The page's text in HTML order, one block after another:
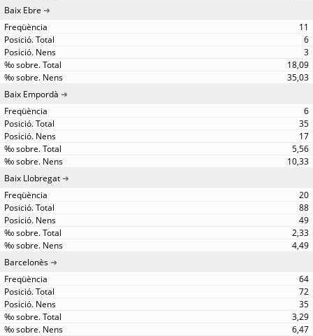
Baix Ebre
11
6
3
18,09
35,03
Baix Empordà
6
35
17
5,56
10,33
Baix Llobregat
20
88
49
2,33
4,49
Barcelonès
64
72
35
3,29
6,47